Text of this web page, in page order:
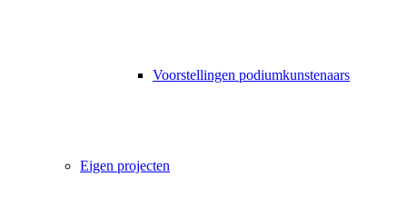
Voorstellingen podiumkunstenaars
Eigen projecten